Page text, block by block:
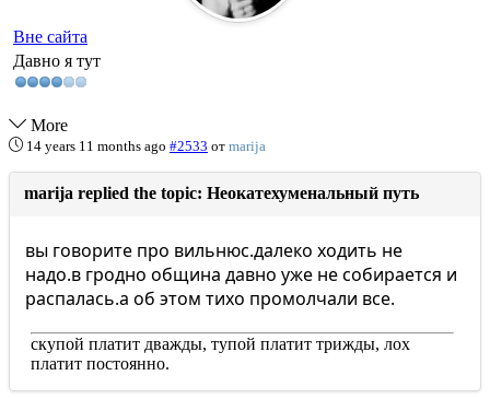
Вне сайта
Давно я тут
More
14 years 11 months ago #2533 от marija
marija replied the topic: Неокатехуменальный путь
вы говорите про вильнюс.далеко ходить не
надо.в гродно община давно уже не собирается и
распалась.а об этом тихо промолчали все.
скупой платит дважды, тупой платит трижды, лох
платит постоянно.